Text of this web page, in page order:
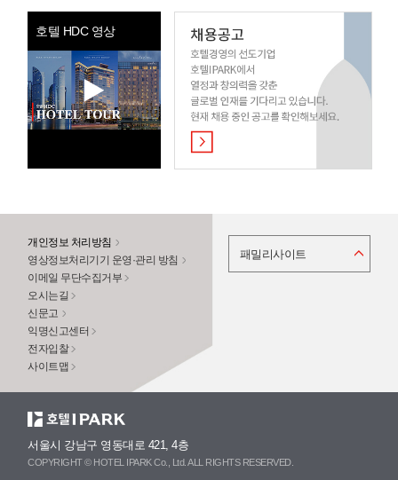
호텔 HDC 영상
개인정보 처리방침
영상정보처리기기 운영·관리 방침
이메일 무단수집거부
오시는길
신문고
익명신고센터
전자입찰
사이트맵
패밀리사이트
서울시 강남구 영동대로 421, 4층
COPYRIGHT © HOTEL IPARK Co., Ltd. ALL RIGHTS RESERVED.